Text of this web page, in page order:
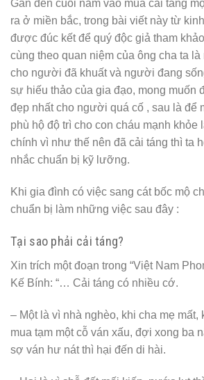
Gần đến cuối năm vào mùa cải táng
ra ở miền bắc, trong bài viết này từ
được đúc kết để quý độc giả tham
cùng theo quan niệm của ông cha ta
cho người đã khuất và người đang
sự hiếu thảo của gia đạo, mong muốn
đẹp nhất cho người quá cố , sau là để
phù hộ độ trì cho con cháu mạnh khỏe
chính vì như thế nên đã cải táng thì ta
nhắc chuẩn bị kỹ lưỡng.
Khi gia đình có việc sang cát bốc mộ
chuẩn bị làm những việc sau đây :
Tại sao phải cải táng?
Xin trích một đoạn trong “Việt Nam
Kế Bính: “… Cải táng có nhiều cớ.
– Một là vì nhà nghèo, khi cha mẹ mất,
mua tạm một cỗ ván xấu, đợi xong ba
sợ ván hư nát thì hại đến di hài.